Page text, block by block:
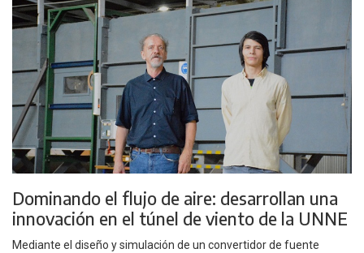
Dominando el flujo de aire: desarrollan una
innovación en el túnel de viento de la UNNE
Mediante el diseño y simulación de un convertidor de fuente